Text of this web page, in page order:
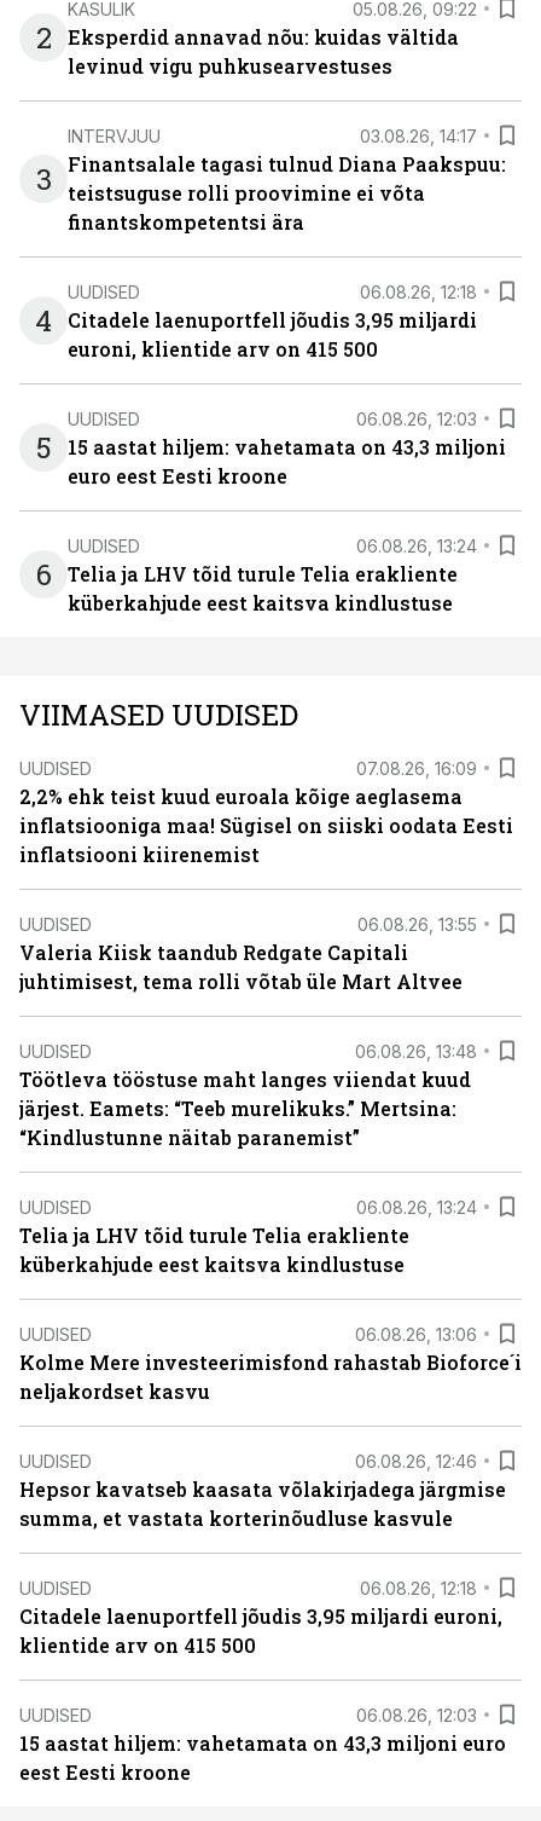
2
KASULIK 05.08.26, 09:22
Eksperdid annavad nõu: kuidas vältida
levinud vigu puhkusearvestuses
3
INTERVJUU 03.08.26, 14:17
Finantsalale tagasi tulnud Diana Paakspuu:
teistsuguse rolli proovimine ei võta
finantskompetentsi ära
4
UUDISED 06.08.26, 12:18
Citadele laenuportfell jõudis 3,95 miljardi
euroni, klientide arv on 415 500
5
UUDISED 06.08.26, 12:03
15 aastat hiljem: vahetamata on 43,3 miljoni
euro eest Eesti kroone
6
UUDISED 06.08.26, 13:24
Telia ja LHV tõid turule Telia erakliente
küberkahjude eest kaitsva kindlustuse
VIIMASED UUDISED
UUDISED 07.08.26, 16:09
2,2% ehk teist kuud euroala kõige aeglasema
inflatsiooniga maa! Sügisel on siiski oodata Eesti
inflatsiooni kiirenemist
UUDISED 06.08.26, 13:55
Valeria Kiisk taandub Redgate Capitali
juhtimisest, tema rolli võtab üle Mart Altvee
UUDISED 06.08.26, 13:48
Töötleva tööstuse maht langes viiendat kuud
järjest. Eamets: “Teeb murelikuks.” Mertsina:
“Kindlustunne näitab paranemist”
UUDISED 06.08.26, 13:24
Telia ja LHV tõid turule Telia erakliente
küberkahjude eest kaitsva kindlustuse
UUDISED 06.08.26, 13:06
Kolme Mere investeerimisfond rahastab Bioforce´i
neljakordset kasvu
UUDISED 06.08.26, 12:46
Hepsor kavatseb kaasata võlakirjadega järgmise
summa, et vastata korterinõudluse kasvule
UUDISED 06.08.26, 12:18
Citadele laenuportfell jõudis 3,95 miljardi euroni,
klientide arv on 415 500
UUDISED 06.08.26, 12:03
15 aastat hiljem: vahetamata on 43,3 miljoni euro
eest Eesti kroone